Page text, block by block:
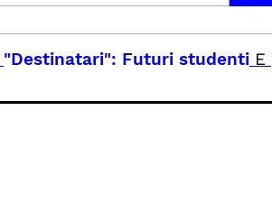
"Destinatari": Futuri studenti E